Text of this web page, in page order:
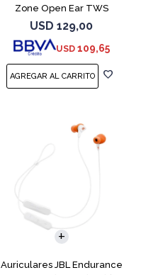
Zone Open Ear TWS
Bluetooth Black
USD 129,00
USD 109,65
Auriculares JBL Endurance